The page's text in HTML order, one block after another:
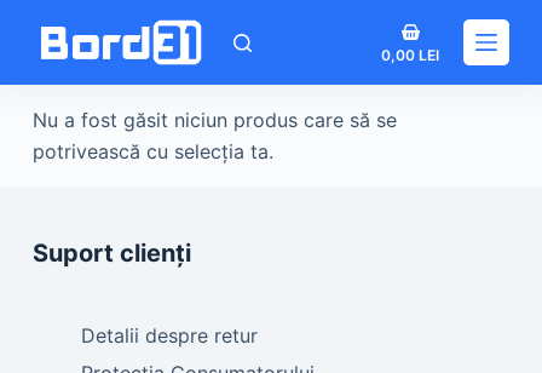
Coș
de
0,00LEI
Nu a fost găsit niciun produs care să se
potrivească cu selecția ta.
Suport clienți
Detalii despre retur